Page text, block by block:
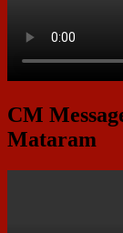
CM
Mataram